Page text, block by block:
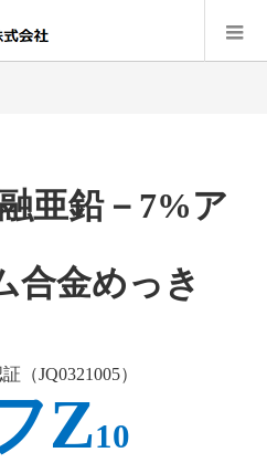
亜鉛－7%ア
合金めっき
（JQ0321005）
Z10